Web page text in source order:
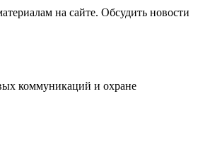
на сайте. Обсудить новости
коммуникаций и охране